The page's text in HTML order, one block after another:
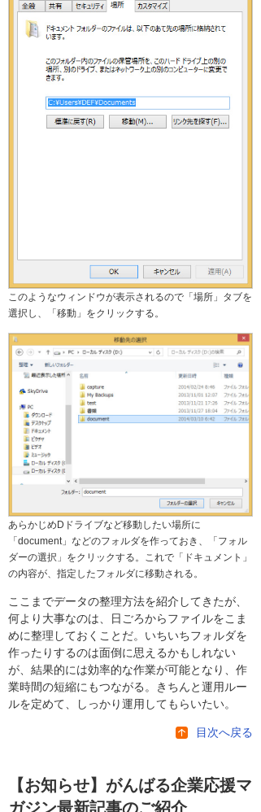
このようなウィンドウが表示されるので「場所」タブを
選択し、「移動」をクリックする。
あらかじめDドライブなど移動したい場所に
「document」などのフォルダを作っておき、「フォル
ダーの選択」をクリックする。これで「ドキュメント」
の内容が、指定したフォルダに移動される。
ここまでデータの整理方法を紹介してきたが、
何より大事なのは、日ごろからファイルをこま
めに整理しておくことだ。いちいちフォルダを
作ったりするのは面倒に思えるかもしれない
が、結果的には効率的な作業が可能となり、作
業時間の短縮にもつながる。きちんと運用ルー
ルを定めて、しっかり運用してもらいたい。
目次へ戻る
【お知らせ】がんばる企業応援マ
ガジン最新記事のご紹介